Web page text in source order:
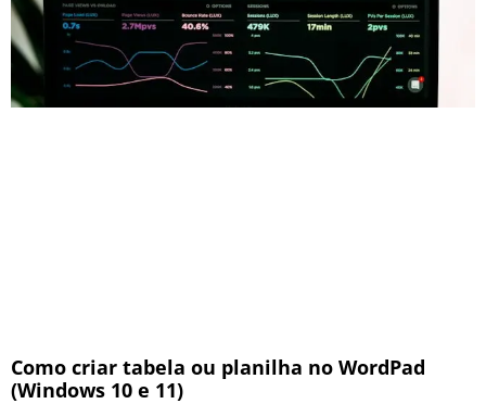
Como criar tabela ou planilha no WordPad
(Windows 10 e 11)